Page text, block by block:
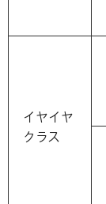
イヤイヤ
クラス